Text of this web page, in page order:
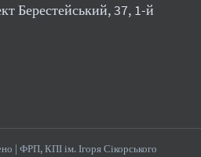
Берестейський, 37, 1-й
| ФРП, КПІ ім. Ігоря Сікорського